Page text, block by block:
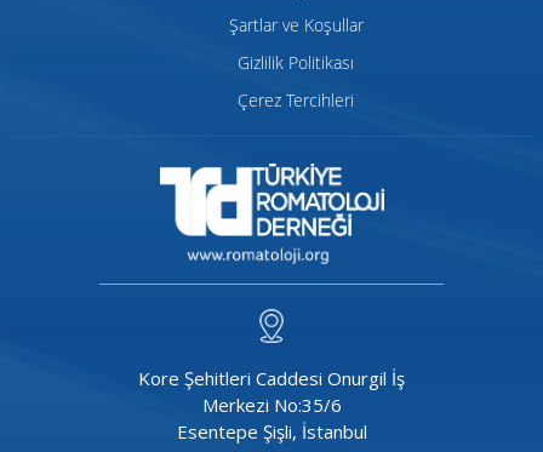
Şartlar ve Koşullar
Gizlilik Politikası
Çerez Tercihleri
Kore Şehitleri Caddesi Onurgil İş
Merkezi No:35/6
Esentepe Şişli, İstanbul